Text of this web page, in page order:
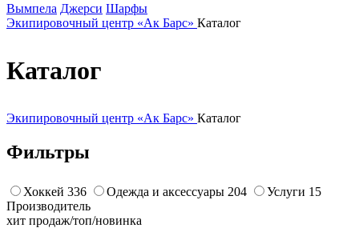
Вымпела Джерси Шарфы
Экипировочный центр «Ак Барс» Каталог
Каталог
Экипировочный центр «Ак Барс» Каталог
Фильтры
Хоккей 336 Одежда и аксессуары 204 Услуги 15
Производитель
хит продаж/топ/новинка